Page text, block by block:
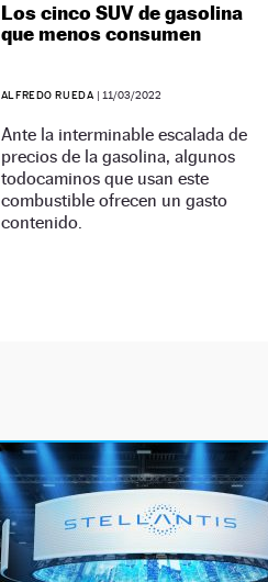
Los cinco SUV de gasolina
que menos consumen
ALFREDO RUEDA | 11/03/2022
Ante la interminable escalada de
precios de la gasolina, algunos
todocaminos que usan este
combustible ofrecen un gasto
contenido.